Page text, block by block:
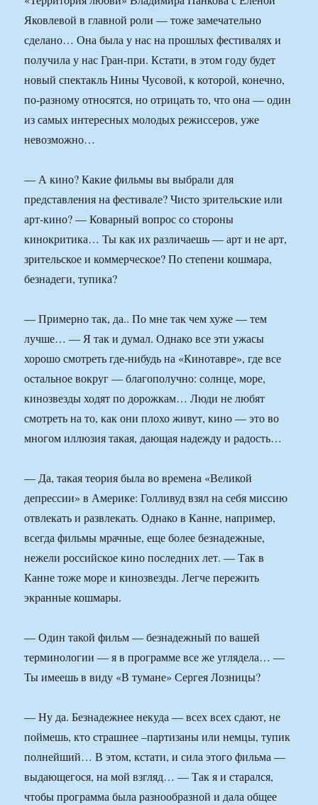
Яковлевой в главной роли — тоже замечательно
сделано… Она была у нас на прошлых фестивалях и
получила у нас Гран-при. Кстати, в этом году будет
новый спектакль Нины Чусовой, к которой, конечно,
по-разному относятся, но отрицать то, что она — один
из самых интересных молодых режиссеров, уже
невозможно…
— А кино? Какие фильмы вы выбрали для
представления на фестивале? Чисто зрительские или
арт-кино? — Коварный вопрос со стороны
кинокритика… Ты как их различаешь — арт и не арт,
зрительское и коммерческое? По степени кошмара,
безнадеги, тупика?
— Примерно так, да.. По мне так чем хуже — тем
лучше… — Я так и думал. Однако все эти ужасы
хорошо смотреть где-нибудь на «Кинотавре», где все
остальное вокруг — благополучно: солнце, море,
кинозвезды ходят по дорожкам… Люди не любят
смотреть на то, как они плохо живут, кино — это во
многом иллюзия такая, дающая надежду и радость…
— Да, такая теория была во времена «Великой
депрессии» в Америке: Голливуд взял на себя миссию
отвлекать и развлекать. Однако в Канне, например,
всегда фильмы мрачные, еще более безнадежные,
нежели российское кино последних лет. — Так в
Канне тоже море и кинозвезды. Легче пережить
экранные кошмары.
— Один такой фильм — безнадежный по вашей
терминологии — я в программе все же углядела… —
Ты имеешь в виду «В тумане» Сергея Лозницы?
— Ну да. Безнадежнее некуда — всех всех сдают, не
поймешь, кто страшнее –партизаны или немцы, тупик
полнейший… В этом, кстати, и сила этого фильма —
выдающегося, на мой взгляд… — Так я и старался,
чтобы программа была разнообразной и дала общее